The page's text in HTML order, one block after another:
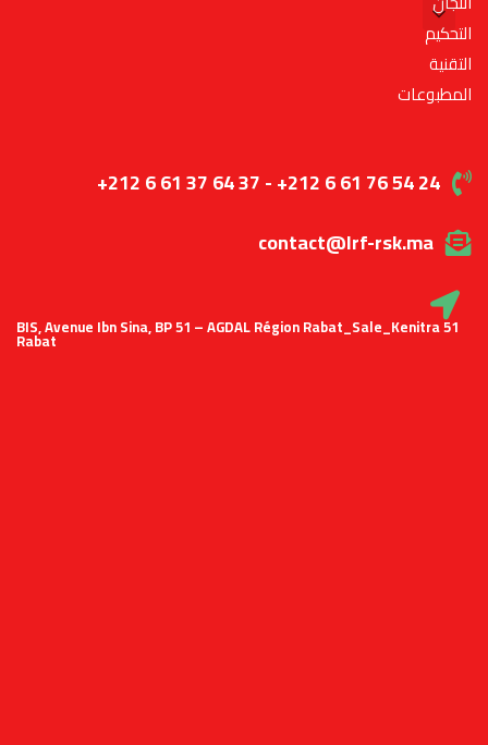
التحكيم
التقنية
المطبوعات
+212 6 61 37 64 37 - +212 6 61 76 54 24
contact@lrf-rsk.ma
51 BIS, Avenue Ibn Sina, BP 51 – AGDAL Région Rabat_Sale_Kenitra
Rabat